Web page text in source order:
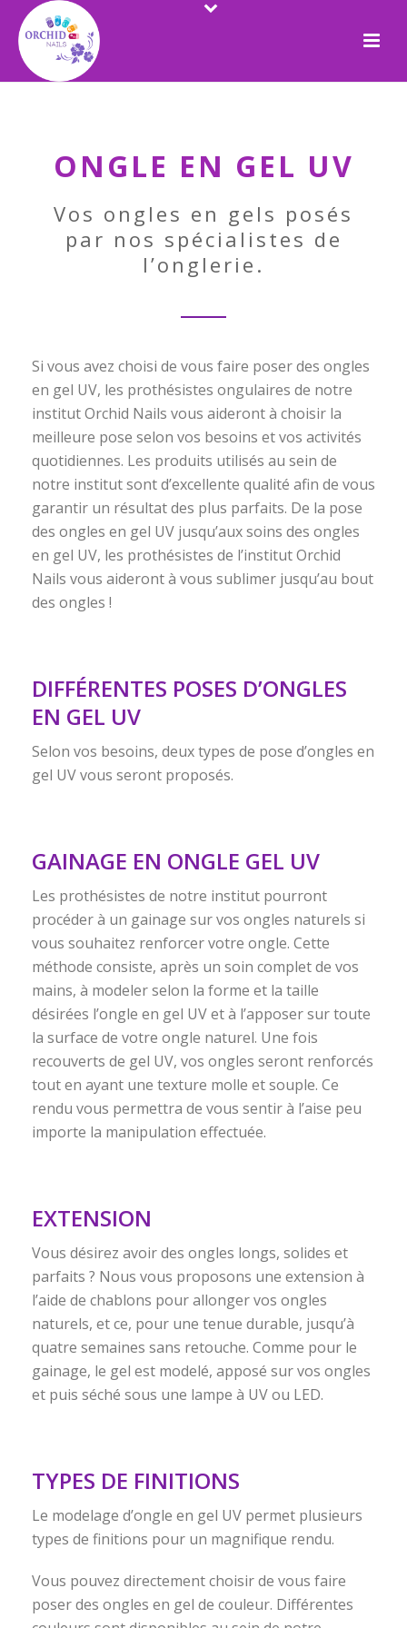
ONGLE EN GEL UV
Vos ongles en gels posés
par nos spécialistes de
l’onglerie.
Si vous avez choisi de vous faire poser des ongles
en gel UV, les prothésistes ongulaires de notre
institut Orchid Nails vous aideront à choisir la
meilleure pose selon vos besoins et vos activités
quotidiennes. Les produits utilisés au sein de
notre institut sont d’excellente qualité afin de vous
garantir un résultat des plus parfaits. De la pose
des ongles en gel UV jusqu’aux soins des ongles
en gel UV, les prothésistes de l’institut Orchid
Nails vous aideront à vous sublimer jusqu’au bout
des ongles !
DIFFÉRENTES POSES D’ONGLES
EN GEL UV
Selon vos besoins, deux types de pose d’ongles en
gel UV vous seront proposés.
GAINAGE EN ONGLE GEL UV
Les prothésistes de notre institut pourront
procéder à un gainage sur vos ongles naturels si
vous souhaitez renforcer votre ongle. Cette
méthode consiste, après un soin complet de vos
mains, à modeler selon la forme et la taille
désirées l’ongle en gel UV et à l’apposer sur toute
la surface de votre ongle naturel. Une fois
recouverts de gel UV, vos ongles seront renforcés
tout en ayant une texture molle et souple. Ce
rendu vous permettra de vous sentir à l’aise peu
importe la manipulation effectuée.
EXTENSION
Vous désirez avoir des ongles longs, solides et
parfaits ? Nous vous proposons une extension à
l’aide de chablons pour allonger vos ongles
naturels, et ce, pour une tenue durable, jusqu’à
quatre semaines sans retouche. Comme pour le
gainage, le gel est modelé, apposé sur vos ongles
et puis séché sous une lampe à UV ou LED.
TYPES DE FINITIONS
Le modelage d’ongle en gel UV permet plusieurs
types de finitions pour un magnifique rendu.
Vous pouvez directement choisir de vous faire
poser des ongles en gel de couleur. Différentes